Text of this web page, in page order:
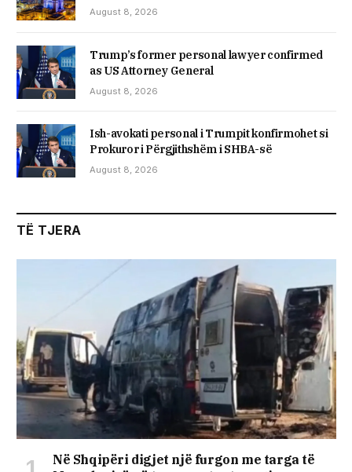
August 8, 2026
Trump’s former personal lawyer confirmed
as US Attorney General
August 8, 2026
Ish-avokati personal i Trumpit konfirmohet si
Prokuror i Përgjithshëm i SHBA-së
August 8, 2026
TË TJERA
Në Shqipëri digjet një furgon me targa të